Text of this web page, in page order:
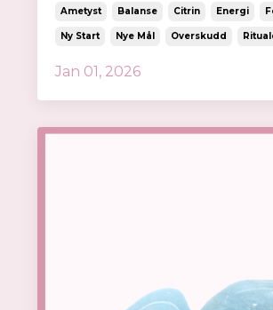
Ametyst Balanse Citrin Energi
Ny Start Nye Mål Overskudd
Jan 01, 2026